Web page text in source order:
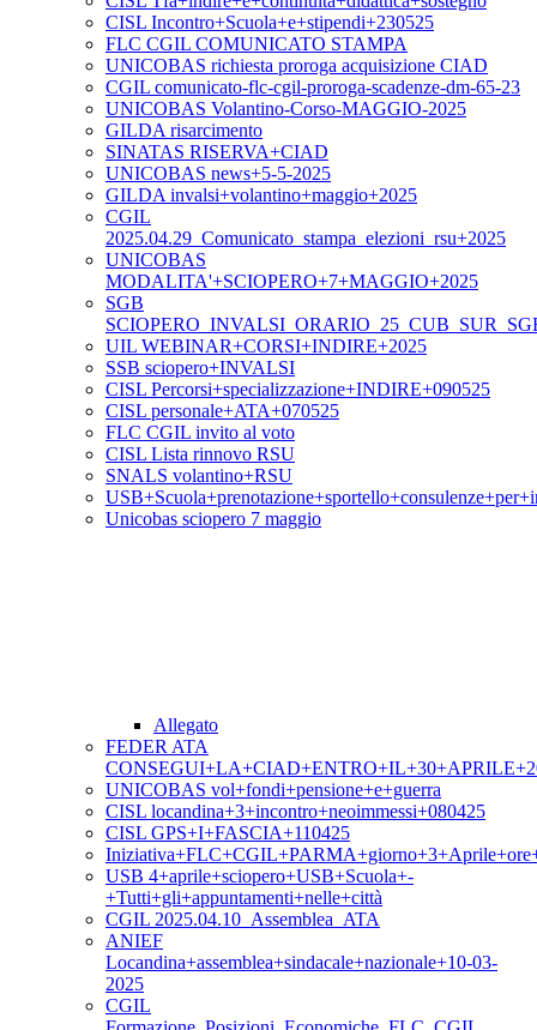
CISL Incontro+Scuola+e+stipendi+230525
FLC CGIL COMUNICATO STAMPA
UNICOBAS richiesta proroga acquisizione CIAD
CGIL comunicato-flc-cgil-proroga-scadenze-dm-65-23
UNICOBAS Volantino-Corso-MAGGIO-2025
GILDA risarcimento
SINATAS RISERVA+CIAD
UNICOBAS news+5-5-2025
GILDA invalsi+volantino+maggio+2025
CGIL
2025.04.29_Comunicato_stampa_elezioni_rsu+2025
UNICOBAS
MODALITA'+SCIOPERO+7+MAGGIO+2025
SGB
UIL WEBINAR+CORSI+INDIRE+2025
SSB sciopero+INVALSI
CISL Percorsi+specializzazione+INDIRE+090525
CISL personale+ATA+070525
FLC CGIL invito al voto
CISL Lista rinnovo RSU
SNALS volantino+RSU
Unicobas sciopero 7 maggio
Allegato
FEDER ATA
UNICOBAS vol+fondi+pensione+e+guerra
CISL locandina+3+incontro+neoimmessi+080425
CISL GPS+I+FASCIA+110425
USB 4+aprile+sciopero+USB+Scuola+-
+Tutti+gli+appuntamenti+nelle+città
CGIL 2025.04.10_Assemblea_ATA
ANIEF
Locandina+assemblea+sindacale+nazionale+10-03-
2025
CGIL